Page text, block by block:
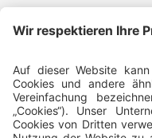
Folgen Sie uns und